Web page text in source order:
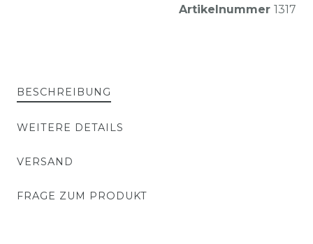
Artikelnummer 1317
BESCHREIBUNG
WEITERE DETAILS
VERSAND
FRAGE ZUM PRODUKT